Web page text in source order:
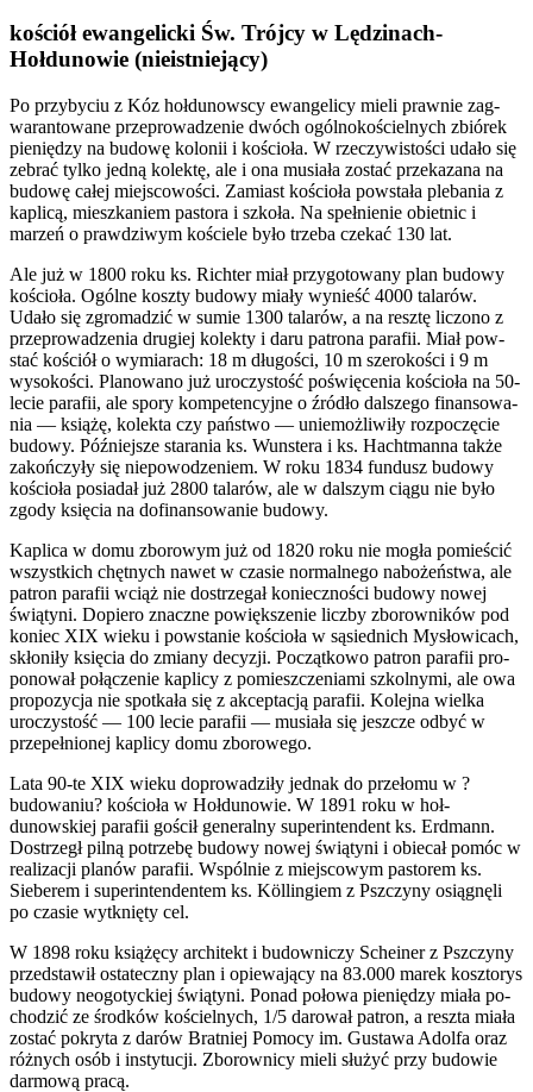
kościół ewangelicki Św. Trójcy w Lędzinach-
Hołdunowie (nieistniejący)
Po przy­by­ciu z Kóz hoł­dunowscy ewan­gel­icy mieli prawnie zag­
waran­towane przeprowadze­nie dwóch ogól­nokoś­ciel­nych zbiórek
pieniędzy na budowę kolonii i koś­cioła. W rzeczy­wis­tości udało się
zebrać tylko jedną kolektę, ale i ona musi­ała zostać przekazana na
budowę całej miejs­cowości. Zami­ast koś­cioła pow­stała ple­ba­nia z
kaplicą, mieszkaniem pas­tora i szkoła. Na spełnie­nie obiet­nic i
marzeń o prawdzi­wym koś­ciele było trzeba czekać 130 lat.
Ale już w 1800 roku ks. Richter miał przy­go­towany plan budowy
koś­cioła. Ogólne koszty budowy miały wynieść 4000 talarów.
Udało się zgro­madzić w sumie 1300 talarów, a na resztę lic­zono z
przeprowadzenia drugiej kolekty i daru patrona parafii. Miał pow­
stać koś­ciół o wymi­arach: 18 m dłu­gości, 10 m sze­rokości i 9 m
wysokości. Planowano już uroczys­tość poświęce­nia koś­cioła na 50-
lecie parafii, ale spory kom­pe­ten­cyjne o źródło dal­szego finan­sowa­
nia — książę, kolekta czy państwo — uniemożli­wiły rozpoczę­cie
budowy. Późniejsze stara­nia ks. Wun­stera i ks. Hacht­manna także
zakończyły się niepowodze­niem. W roku 1834 fun­dusz budowy
koś­cioła posi­adał już 2800 talarów, ale w dal­szym ciągu nie było
zgody księ­cia na dofi­nan­sowanie budowy.
Kaplica w domu zborowym już od 1820 roku nie mogła pomieś­cić
wszys­t­kich chęt­nych nawet w cza­sie nor­mal­nego nabożeństwa, ale
patron parafii wciąż nie dostrze­gał konieczności budowy nowej
świą­tyni. Dopiero znaczne pow­ięk­sze­nie liczby zborown­ików pod
koniec XIX wieku i pow­stanie koś­cioła w sąsied­nich Mysłow­icach,
skłoniły księ­cia do zmi­any decyzji. Początkowo patron parafii pro­
ponował połącze­nie kapl­icy z pomieszczeni­ami szkol­nymi, ale owa
propozy­cja nie spotkała się z akcep­tacją parafii. Kole­jna wielka
uroczys­tość — 100 lecie parafii — musi­ała się jeszcze odbyć w
przepełnionej kapl­icy domu zborowego.
Lata 90-te XIX wieku doprowadz­iły jed­nak do przełomu w ?
budowa­niu? koś­cioła w Hoł­dunowie. W 1891 roku w hoł­
dunowskiej parafii goś­cił gen­er­alny super­in­ten­dent ks. Erd­mann.
Dostrzegł pilną potrzebę budowy nowej świą­tyni i obiecał pomóc w
real­iza­cji planów parafii. Wspól­nie z miejs­cowym pas­torem ks.
Sieberem i super­in­ten­den­tem ks. Köllingiem z Pszczyny osiągnęli
po cza­sie wytknięty cel.
W 1898 roku książęcy architekt i budown­iczy Scheiner z Pszczyny
przed­stawił ostate­czny plan i opiewa­jący na 83.000 marek kosz­to­rys
budowy neogo­ty­ck­iej świą­tyni. Ponad połowa pieniędzy miała po­
chodzić ze środ­ków koś­ciel­nych, 1/5 darował patron, a reszta miała
zostać pokryta z darów Brat­niej Pomocy im. Gustawa Adolfa oraz
różnych osób i insty­tucji. Zborown­icy mieli służyć przy budowie
dar­mową pracą.